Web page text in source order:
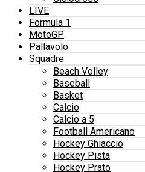
LIVE
Formula 1
MotoGP
Pallavolo
Squadre
Beach Volley
Baseball
Basket
Calcio
Calcio a 5
Football Americano
Hockey Ghiaccio
Hockey Pista
Hockey Prato